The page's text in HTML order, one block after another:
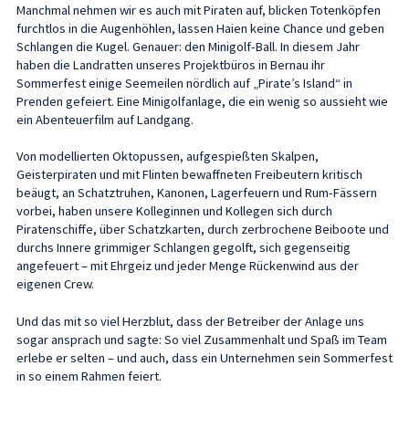
Manchmal nehmen wir es auch mit Piraten auf, blicken Totenköpfen
furchtlos in die Augenhöhlen, lassen Haien keine Chance und geben
Schlangen die Kugel. Genauer: den Minigolf-Ball. In diesem Jahr
haben die Landratten unseres Projektbüros in Bernau ihr
Sommerfest einige Seemeilen nördlich auf „Pirate’s Island“ in
Prenden gefeiert. Eine Minigolfanlage, die ein wenig so aussieht wie
ein Abenteuerfilm auf Landgang.
Von modellierten Oktopussen, aufgespießten Skalpen,
Geisterpiraten und mit Flinten bewaffneten Freibeutern kritisch
beäugt, an Schatztruhen, Kanonen, Lagerfeuern und Rum-Fässern
vorbei, haben unsere Kolleginnen und Kollegen sich durch
Piratenschiffe, über Schatzkarten, durch zerbrochene Beiboote und
durchs Innere grimmiger Schlangen gegolft, sich gegenseitig
angefeuert – mit Ehrgeiz und jeder Menge Rückenwind aus der
eigenen Crew.
Und das mit so viel Herzblut, dass der Betreiber der Anlage uns
sogar ansprach und sagte: So viel Zusammenhalt und Spaß im Team
erlebe er selten – und auch, dass ein Unternehmen sein Sommerfest
in so einem Rahmen feiert.